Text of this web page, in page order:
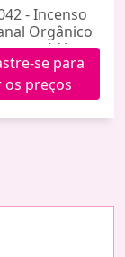
- Incenso
Orgânico
Noa
se para
os preços